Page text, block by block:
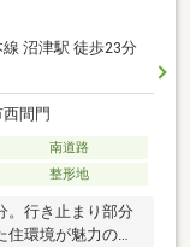
線 沼津駅 徒歩23分
間門
南道路
整形地
。行き止まり部分
環境が魅力の現